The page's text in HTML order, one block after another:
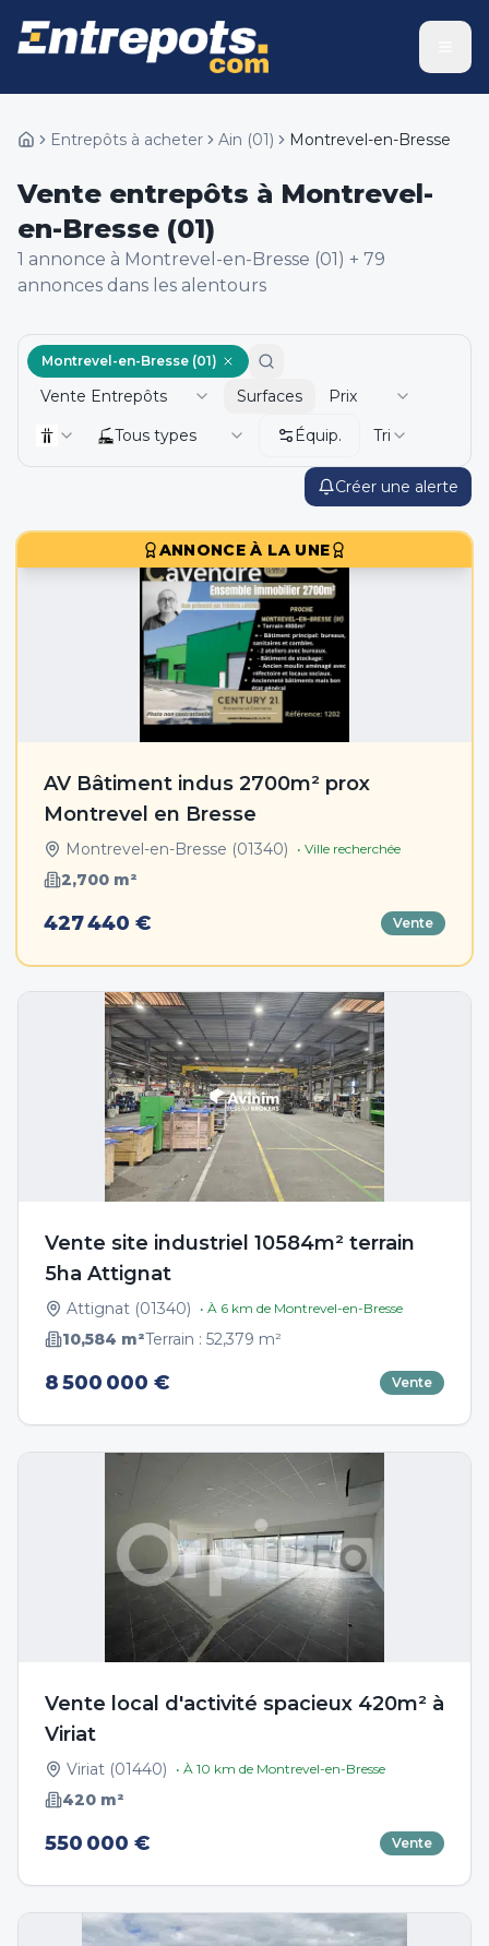
Entrepôts à acheter Ain (01) Montrevel-en-Bresse
Vente entrepôts à Montrevel-
en-Bresse (01)
1 annonce à Montrevel-en-Bresse (01) + 79
annonces dans les alentours
Créer une alerte
Montrevel-en-Bresse (01)
Vente Entrepôts Surfaces
Prix
Tous types
Équip. Tri
ANNONCE À LA UNE
AV Bâtiment indus 2700m² prox
Montrevel en Bresse
Montrevel-en-Bresse (01340) • Ville recherchée
2,700 m²
427 440 € Vente
Vente site industriel 10584m² terrain
5ha Attignat
Attignat (01340) • À 6 km de Montrevel-en-Bresse
10,584 m²Terrain : 52,379 m²
8 500 000 € Vente
Vente local d'activité spacieux 420m² à
Viriat
Viriat (01440) • À 10 km de Montrevel-en-Bresse
420 m²
550 000 € Vente